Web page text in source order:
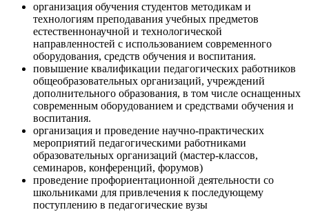
организация обучения студентов методикам и
технологиям преподавания учебных предметов
естественнонаучной и технологической
направленностей с использованием современного
оборудования, средств обучения и воспитания.
повышение квалификации педагогических работников
общеобразовательных организаций, учреждений
дополнительного образования, в том числе оснащенных
современным оборудованием и средствами обучения и
воспитания.
организация и проведение научно-практических
мероприятий педагогическими работниками
образовательных организаций (мастер-классов,
семинаров, конференций, форумов)
проведение профориентационной деятельности со
школьниками для привлечения к последующему
поступлению в педагогические вузы